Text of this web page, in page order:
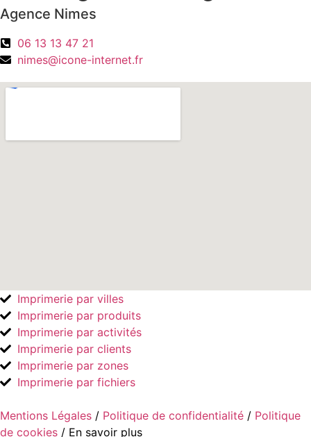
Agence Nimes
06 13 13 47 21
nimes@icone-internet.fr
Imprimerie par villes
Imprimerie par produits
Imprimerie par activités
Imprimerie par clients
Imprimerie par zones
Imprimerie par fichiers
Mentions Légales / Politique de confidentialité / Politique
de cookies / En savoir plus